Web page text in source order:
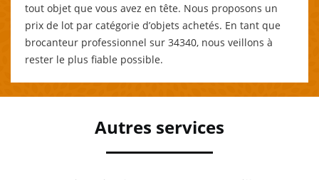
tout objet que vous avez en tête. Nous proposons un
prix de lot par catégorie d’objets achetés. En tant que
brocanteur professionnel sur 34340, nous veillons à
rester le plus fiable possible.
Autres services